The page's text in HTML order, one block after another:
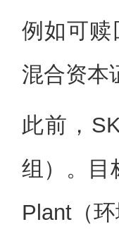
例如可赎
混合资本
此前，
组）。目
Plant（